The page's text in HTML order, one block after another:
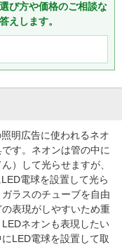
び方や価格のご相談な
えします。
明広告に使われるネオ
す。ネオンは管の中に
）して光らせますが、
電球を設置して光ら
ラスのチューブを自由
表現がしやすいため重
ネオンも表現したい
LED電球を設置して取